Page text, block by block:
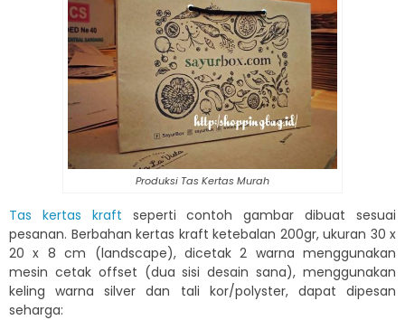
Produksi Tas Kertas Murah
Tas kertas kraft seperti contoh gambar dibuat sesuai
pesanan. Berbahan kertas kraft ketebalan 200gr, ukuran 30 x
20 x 8 cm (landscape), dicetak 2 warna menggunakan
mesin cetak offset (dua sisi desain sana), menggunakan
keling warna silver dan tali kor/polyster, dapat dipesan
seharga: